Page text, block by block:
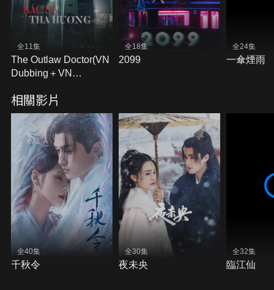
全11集
The Outlaw Doctor(VN
Dubbing＋VN
全18集
2099
全24集
一傘煙雨
相關影片
全40集
千秋令
全30集
夜未央
全32集
臨江仙